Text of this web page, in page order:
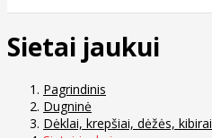
Sietai jaukui
Pagrindinis
Dugninė
Dėklai, krepšiai, dėžės, kibirai